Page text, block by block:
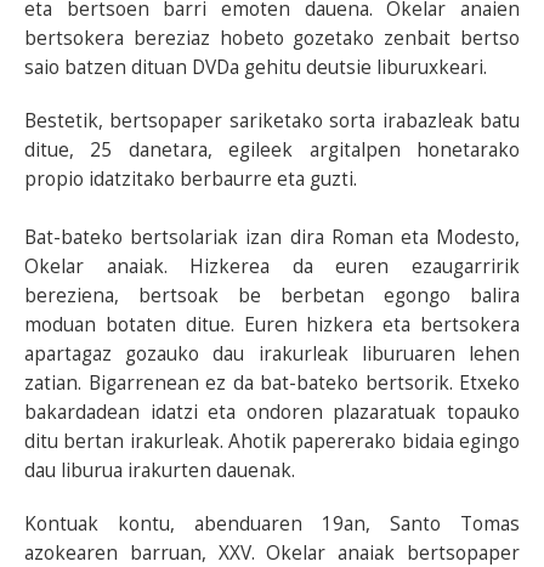
eta bertsoen barri emoten dauena. Okelar anaien
bertsokera bereziaz hobeto gozetako zenbait bertso
saio batzen dituan DVDa gehitu deutsie liburuxkeari.
Bestetik, bertsopaper sariketako sorta irabazleak batu
ditue, 25 danetara, egileek argitalpen honetarako
propio idatzitako berbaurre eta guzti.
Bat-bateko bertsolariak izan dira Roman eta Modesto,
Okelar anaiak. Hizkerea da euren ezaugarririk
bereziena, bertsoak be berbetan egongo balira
moduan botaten ditue. Euren hizkera eta bertsokera
apartagaz gozauko dau irakurleak liburuaren lehen
zatian. Bigarrenean ez da bat-bateko bertsorik. Etxeko
bakardadean idatzi eta ondoren plazaratuak topauko
ditu bertan irakurleak. Ahotik papererako bidaia egingo
dau liburua irakurten dauenak.
Kontuak kontu, abenduaren 19an, Santo Tomas
azokearen barruan, XXV. Okelar anaiak bertsopaper